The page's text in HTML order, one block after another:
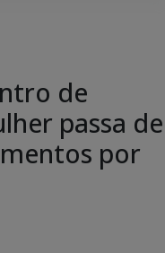
de
passa de
por